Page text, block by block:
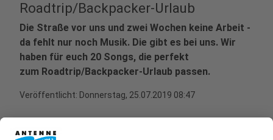
Roadtrip/Backpacker-Urlaub
Die Straße vor uns und zwei Wochen keine Arbeit -
da fehlt nur noch Musik. Die gibt es bei uns. Wir
haben für euch 20 Songs, die perfekt
zum Roadtrip/Backpacker-Urlaub passen.
Veröffentlicht: Donnerstag, 25.07.2019 08:47